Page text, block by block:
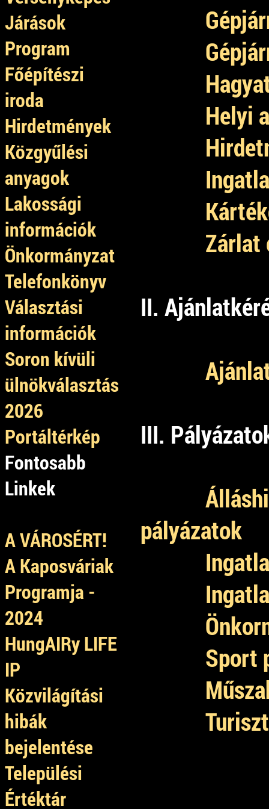
Járások
Program
Főépítészi
iroda
Hirdetmények
Közgyűlési
anyagok
Lakossági
információk
Önkormányzat
Telefonkönyv
Választási
információk
Soron kívüli
ülnökválasztás
2026
Portáltérkép
Fontosabb
Linkek
A VÁROSÉRT!
A Kaposváriak
Programja -
2024
HungAIRy LIFE
IP
Közvilágítási
hibák
bejelentése
Települési
Értéktár
Helyi
Zárlat
II.
III.
pályázatok
Sport